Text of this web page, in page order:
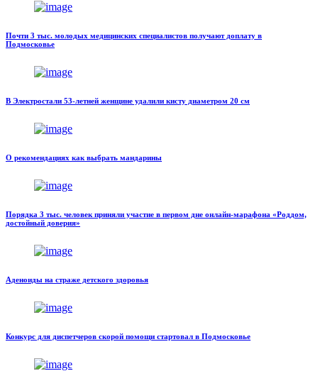
Почти 3 тыс. молодых медицинских специалистов получают доплату в
Подмосковье
В Электростали 53-летней женщине удалили кисту диаметром 20 см
О рекомендациях как выбрать мандарины
Порядка 3 тыс. человек приняли участие в первом дне онлайн-марафона «Роддом,
достойный доверия»
Аденоиды на страже детского здоровья
Конкурс для диспетчеров скорой помощи стартовал в Подмосковье